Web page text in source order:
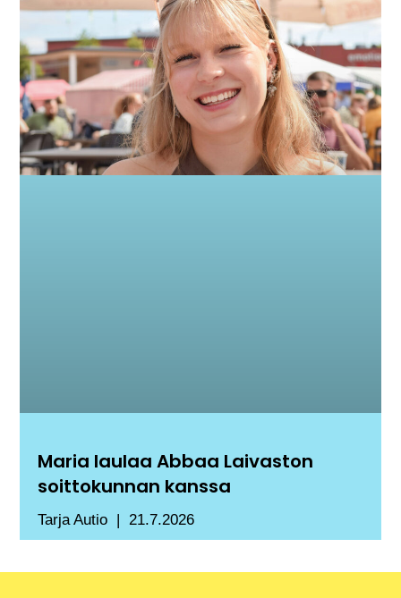
Maria laulaa Abbaa Laivaston
soittokunnan kanssa
Tarja Autio 21.7.2026